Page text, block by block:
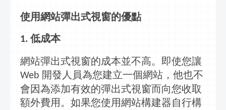
使用網站彈出式視窗的優點
1. 低成本
網站彈出式視窗的成本並不高。即使您讓
Web 開發人員為您建立一個網站，他也不
會因為添加有效的彈出式視窗而向您收取
額外費用。如果您使用網站構建器自行構